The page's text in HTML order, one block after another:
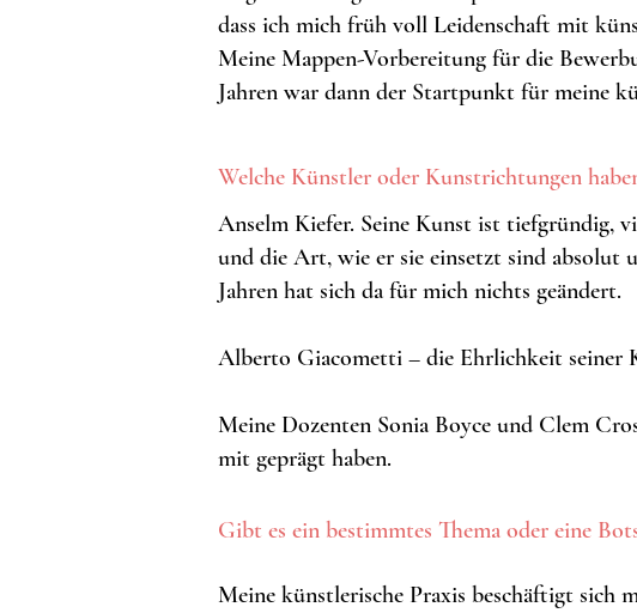
dass ich mich früh voll Leidenschaft mit
Meine Mappen-Vorbereitung für die
Jahren war dann der Startpunkt für meine
Welche Künstler oder Kunstrichtungen
Anselm Kiefer. Seine Kunst ist tiefgründig,
und die Art, wie er sie einsetzt sind absolut
Jahren hat sich da für mich nichts geändert.
Alberto Giacometti – die Ehrlichkeit seiner
Meine Dozenten Sonia Boyce und Clem
mit geprägt haben.
Gibt es ein bestimmtes Thema oder eine
Meine künstlerische Praxis beschäftigt sich